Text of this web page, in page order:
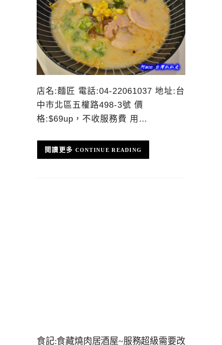
店名:麵匠 電話:04-22061037 地址:台
中市北區五權路498-3號 價
格:$69up，不收服務費 用…
CONTINUE READING
食記:食藏燒肉居酒屋~服務超級需要改